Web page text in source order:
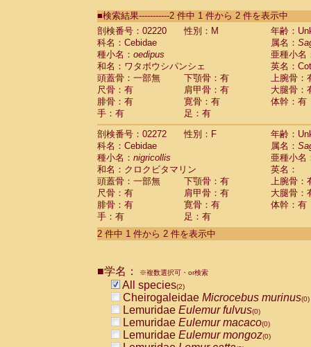
CebidaeSaguinus labiatus(0)
Cebidae Saguinus leucopus (0)
Cebidae
Cebidae
CebidaeSaguinus nigricollis (1)
Cebidae Saguinus oedipus
Cebidae Saguinus weddelli
Cebidae Saguinusspp.
Cebidae Aotus trivirgatus
Cebidae Cebus albifrons
Cebidae
CebidaeCebus capucinus
CebidaeCebus nigrivittatus
Cebidae Cebusspp.(0)
Cebidae Saimiri boliviensis
Cebidae Saimiri sciureus
Atelidae Alouatta caraya
AtelidaeAlouatta fusca
AtelidaeAlouatta seniculus
AtelidaeAteles belzebuth
AtelidaeAteles geoffroyi
AtelidaeAteles paniscus(0)
AtelidaeAtelesspp. (0)
AtelidaeLagothrix lagothricha
AtelidaeLagothrix lagothricha cana
PitheciidaeCacajao calvus
■検索結果-----------2 件中 1 件から 2 件を表示中
剖検番号：02220
性別：M
年齢：
科名：Cebidae
属名：
種小名： oedipus
亜種小名
和名：ワタボウシパンシェ
英名：
頭蓋骨：一部無
下顎骨：有
上腕骨：
尺骨：有
肩甲骨：有
大腿骨：
腓骨：有
寛骨：有
体幹：有
手：有
足：有
剖検番号：02272
性別：F
年齢：
科名：Cebidae
属名：
種小名： nigricollis
亜種小名
和名：クロクビタマリン
英名：
頭蓋骨：一部無
下顎骨：有
上腕骨：
尺骨：有
肩甲骨：有
大腿骨：
腓骨：有
寛骨：有
体幹：有
手：有
足：有
2 件中 1 件から 2 件を表示中
■学名： ※複数選択可・or検索
All species(2)
Cheirogaleidae Microcebus murinus(0)
Lemuridae Eulemur fulvus(0)
Lemuridae Eulemur macaco(0)
Lemuridae Eulemur mongoz(0)